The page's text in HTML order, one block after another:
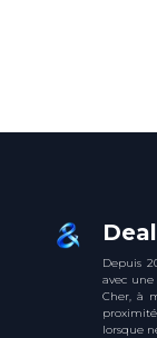
Depuis
avec une
Cher, à
lorsque